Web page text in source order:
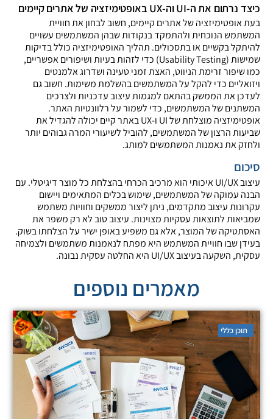
כיצד נרתום את ה-UI וה-UX באופטימיזציה של אתרים קיימים
בעת אופטימיזציה של אתרים קיימים, חשוב לבחון את חוויית
המשתמש הנוכחית ולהתמקד בנקודות שבהן המשתמשים עשויים
להיתקל בקשיים או בתסכולים. תהליך האופטימיזציה כולל בדיקות
שמישות (Usability Testing) כדי לזהות בעיות ושיפורים אפשריים,
כמו שיפור זרימת הניווט, האצת זמני טעינה ושדרוג אלמנטים
ויזואליים כדי להקל על המשתמשים בהשלמת משימות. חשוב גם
לעדכן את הממשק בהתאם למגמות עיצוב עדכניות ולצרכים
המשתנים של המשתמשים, כדי לשמור על רלוונטיות האתר.
אופטימיזציה מוצלחת של UI ו-UX באתר קיים יכולה להגדיל את
שביעות הרצון של המשתמשים, להוביל לשיעורי המרה גבוהים יותר
ולחזק את נאמנות המשתמשים למותג.
סיכום
עיצוב UI/UX איכותי הוא מרכיב הכרחי בהצלחת כל מוצר דיגיטלי. עם
הבנה עמוקה של המשתמשים, שימוש בכלים המתאימים ויישום
עקרונות עיצוב מתקדמים, ניתן ליצור ממשקים וחוויות משתמש
שמביאות לתוצאות עסקיות מצוינות. עיצוב טוב לא רק משפר את
האסתטיקה של המוצר, אלא גם משפיע באופן ישיר על הצלחתו בשוק.
בעידן שבו חוויית המשתמש היא מפתח לנאמנות משתמשים ולצמיחה
עסקית, השקעה בעיצוב UI/UX היא החלטה עסקית נבונה.
מאמרים נוספים
תוכן כללי